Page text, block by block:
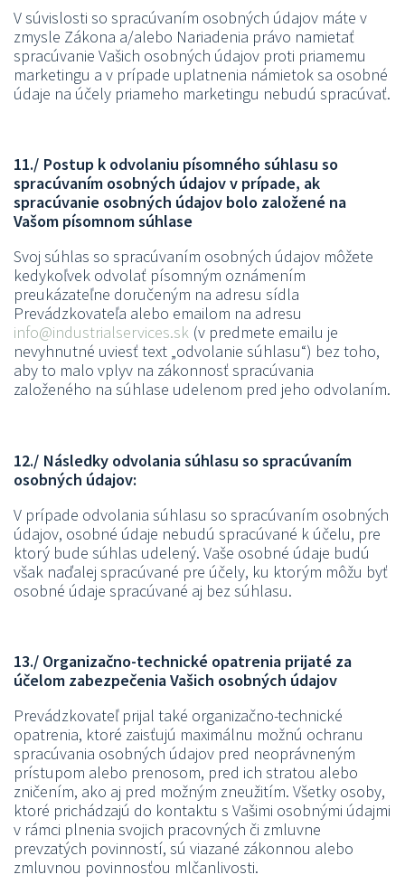
V súvislosti so spracúvaním osobných údajov máte v
zmysle Zákona a/alebo Nariadenia právo namietať
spracúvanie Vašich osobných údajov proti priamemu
marketingu a v prípade uplatnenia námietok sa osobné
údaje na účely priameho marketingu nebudú spracúvať.
11./ Postup k odvolaniu písomného súhlasu so
spracúvaním osobných údajov v prípade, ak
spracúvanie osobných údajov bolo založené na
Vašom písomnom súhlase
Svoj súhlas so spracúvaním osobných údajov môžete
kedykoľvek odvolať písomným oznámením
preukázateľne doručeným na adresu sídla
Prevádzkovateľa alebo emailom na adresu
info@industrialservices.sk (v predmete emailu je
nevyhnutné uviesť text „odvolanie súhlasu“) bez toho,
aby to malo vplyv na zákonnosť spracúvania
založeného na súhlase udelenom pred jeho odvolaním.
12./ Následky odvolania súhlasu so spracúvaním
osobných údajov:
V prípade odvolania súhlasu so spracúvaním osobných
údajov, osobné údaje nebudú spracúvané k účelu, pre
ktorý bude súhlas udelený. Vaše osobné údaje budú
však naďalej spracúvané pre účely, ku ktorým môžu byť
osobné údaje spracúvané aj bez súhlasu.
13./ Organizačno-technické opatrenia prijaté za
účelom zabezpečenia Vašich osobných údajov
Prevádzkovateľ prijal také organizačno-technické
opatrenia, ktoré zaisťujú maximálnu možnú ochranu
spracúvania osobných údajov pred neoprávneným
prístupom alebo prenosom, pred ich stratou alebo
zničením, ako aj pred možným zneužitím. Všetky osoby,
ktoré prichádzajú do kontaktu s Vašimi osobnými údajmi
v rámci plnenia svojich pracovných či zmluvne
prevzatých povinností, sú viazané zákonnou alebo
zmluvnou povinnosťou mlčanlivosti.